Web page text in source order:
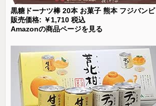
黒糖ドーナツ棒 20本 お菓子 熊本 フジバンビ
販売価格: ￥1,710 税込
Amazonの商品ページを見る